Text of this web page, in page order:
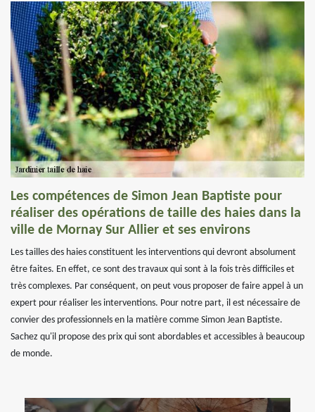
Les compétences de Simon Jean Baptiste pour
réaliser des opérations de taille des haies dans la
ville de Mornay Sur Allier et ses environs
Les tailles des haies constituent les interventions qui devront absolument
être faites. En effet, ce sont des travaux qui sont à la fois très difficiles et
très complexes. Par conséquent, on peut vous proposer de faire appel à un
expert pour réaliser les interventions. Pour notre part, il est nécessaire de
convier des professionnels en la matière comme Simon Jean Baptiste.
Sachez qu'il propose des prix qui sont abordables et accessibles à beaucoup
de monde.